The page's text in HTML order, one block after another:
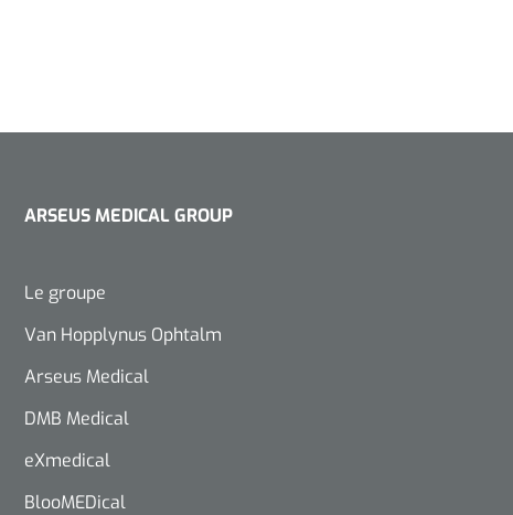
ARSEUS MEDICAL GROUP
Le groupe
Van Hopplynus Ophtalm
Arseus Medical
DMB Medical
eXmedical
BlooMEDical